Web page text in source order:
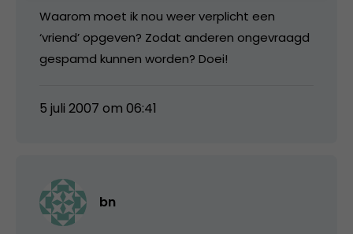
Waarom moet ik nou weer verplicht een
‘vriend’ opgeven? Zodat anderen ongevraagd
gespamd kunnen worden? Doei!
5 juli 2007 om 06:41
bn